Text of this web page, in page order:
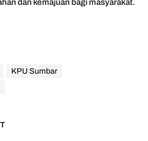
dan kemajuan bagi masyarakat.
KPU Sumbar